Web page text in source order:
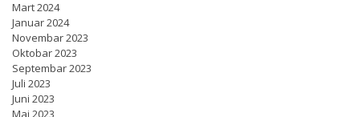
Mart 2024
Januar 2024
Novembar 2023
Oktobar 2023
Septembar 2023
Juli 2023
Juni 2023
Maj 2023